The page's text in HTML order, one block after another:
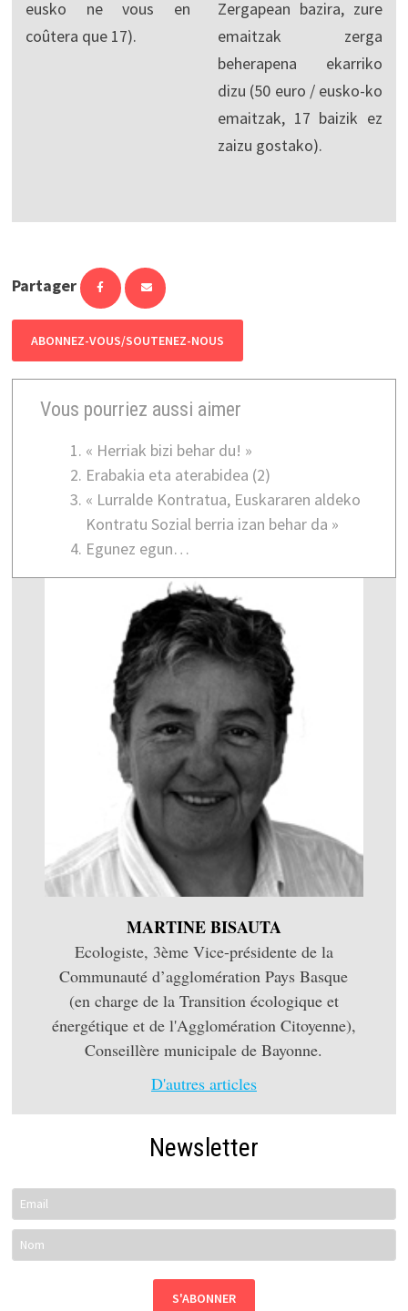
eusko ne vous en
coûtera que 17).
Zergapean bazira, zure
emaitzak zerga
beherapena ekarriko
dizu (50 euro / eusko-ko
emaitzak, 17 baizik ez
zaizu gostako).
Partager
ABONNEZ-VOUS/SOUTENEZ-NOUS
Vous pourriez aussi aimer
« Herriak bizi behar du! »
Erabakia eta aterabidea (2)
« Lurralde Kontratua, Euskararen aldeko
Kontratu Sozial berria izan behar da »
Egunez egun…
MARTINE BISAUTA
Ecologiste, 3ème Vice-présidente de la
Communauté d’agglomération Pays Basque
(en charge de la Transition écologique et
énergétique et de l'Agglomération Citoyenne),
Conseillère municipale de Bayonne.
D'autres articles
Newsletter